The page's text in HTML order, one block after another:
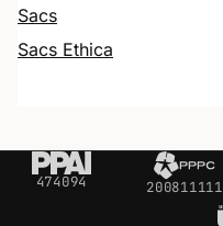
Sacs
Sacs Ethica
474094 200811111